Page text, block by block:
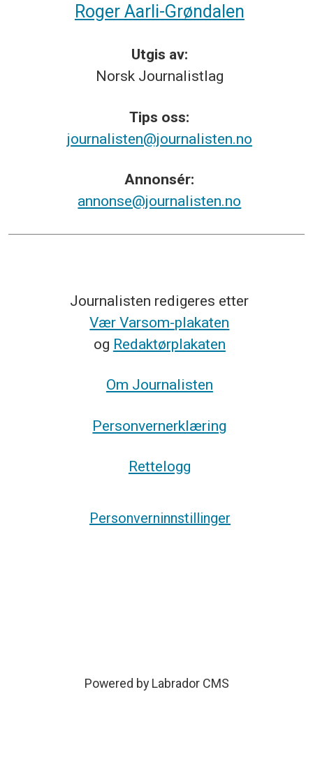
Roger Aarli-Grøndalen
Utgis av:
Norsk Journalistlag
Tips oss:
journalisten@journalisten.no
Annonsér:
annonse@journalisten.no
Journalisten redigeres etter
Vær Varsom-plakaten
og Redaktørplakaten
Om Journalisten
Personvernerklæring
Rettelogg
Personverninnstillinger
Powered by Labrador CMS